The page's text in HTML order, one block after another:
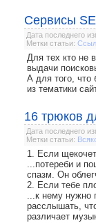
Сервисы
Дата последнего
Метки статьи:
Для тех кто не
выдачи
А для того, что
из тематики
16 трюков
Дата последнего
Метки статьи:
1. Если
...потереби и
спазм. Он
2. Если тебе
...к нему нужно
расслышать,
различает